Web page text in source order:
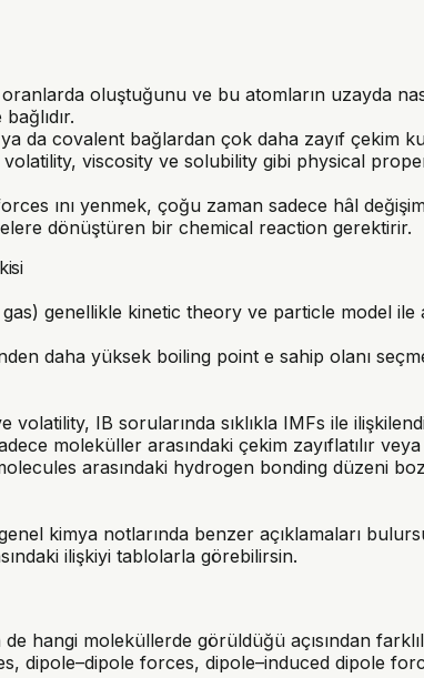
oluştuğunu ve bu atomların uzayda
da covalent bağlardan çok daha zayıf çekim
viscosity ve solubility gibi physical
ını yenmek, çoğu zaman sadece hâl
dönüştüren bir chemical reaction gerektirir.
genellikle kinetic theory ve particle model ile
daha yüksek boiling point e sahip olanı
IB sorularında sıklıkla IMFs ile
moleküller arasındaki çekim zayıflatılır veya
arasındaki hydrogen bonding düzeni
kimya notlarında benzer açıklamaları
ilişkiyi tablolarla görebilirsin.
hangi moleküllerde görüldüğü açısından
dipole–dipole forces, dipole–induced dipole